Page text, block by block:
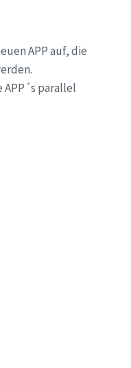
APP auf, die
parallel